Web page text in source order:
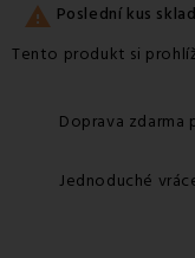
 Poslední kus
Tento produkt si
Doprava zdarma
Jednoduché